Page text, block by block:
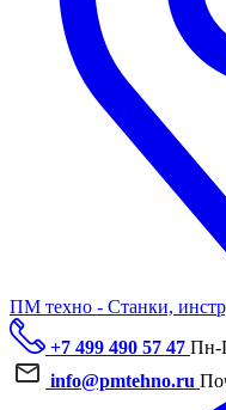
ПМ техно - Станки,
+7 499 490 57 47 Пн-
info@pmtehno.ru